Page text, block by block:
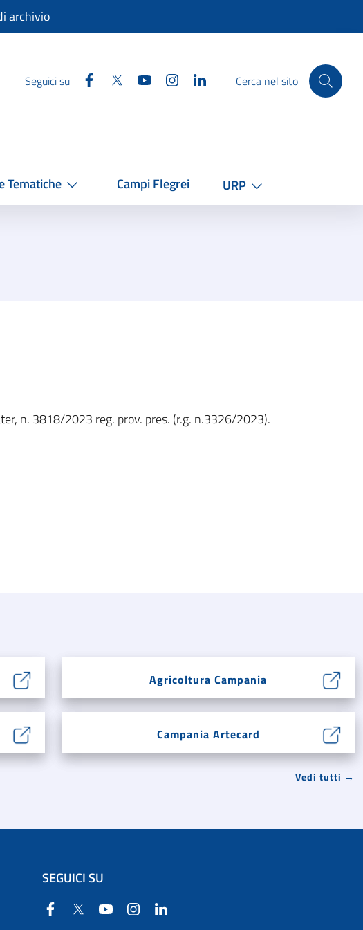
archivio
Seguici su Facebook
Twitter YouTube InstagramLinkedinCerca nel sito
Tematiche Campi Flegrei URP
n. 3818/2023 reg. prov. pres. (r.g. n.3326/2023).
Agricoltura Campania
Campania Artecard
Vedi tutti →
SEGUICI SU
Facebook
Twitter YouTube Instagram